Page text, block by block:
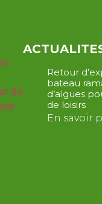
Retour
bateau
d’algues
de loisirs
En savoir